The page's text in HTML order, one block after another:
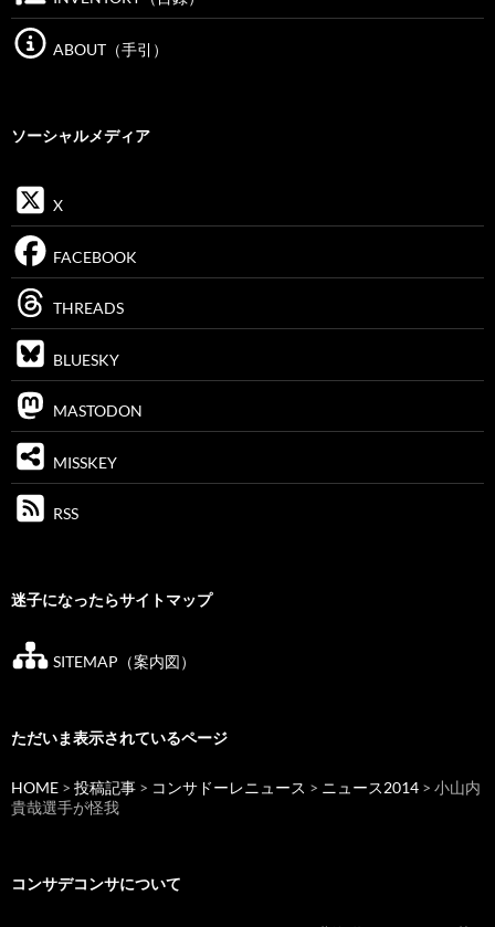
ABOUT（手引）
ソーシャルメディア
X
FACEBOOK
THREADS
BLUESKY
MASTODON
MISSKEY
RSS
迷子になったらサイトマップ
SITEMAP（案内図）
ただいま表示されているページ
HOME > 投稿記事 > コンサドーレニュース > ニュース2014 > 小山内
貴哉選手が怪我
コンサデコンサについて